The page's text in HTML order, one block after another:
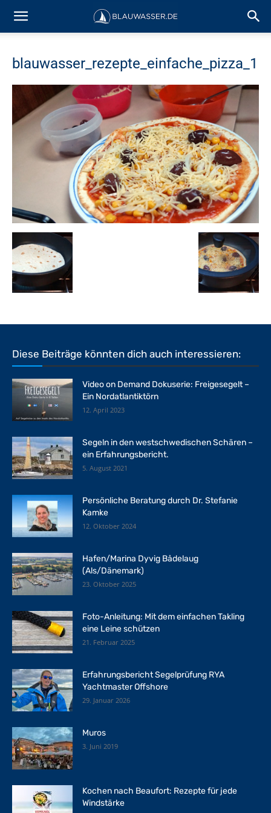
blauwasser_rezepte_einfache_pizza_1
Diese Beiträge könnten dich auch interessieren:
Video on Demand Dokuserie: Freigesegelt –
Ein Nordatlantiktörn
12. April 2023
Segeln in den westschwedischen Schären –
ein Erfahrungsbericht.
5. August 2021
Persönliche Beratung durch Dr. Stefanie
Kamke
12. Oktober 2024
Hafen/Marina Dyvig Bådelaug
(Als/Dänemark)
23. Oktober 2025
Foto-Anleitung: Mit dem einfachen Takling
eine Leine schützen
21. Februar 2025
Erfahrungsbericht Segelprüfung RYA
Yachtmaster Offshore
29. Januar 2026
Muros
3. Juni 2019
Kochen nach Beaufort: Rezepte für jede
Windstärke